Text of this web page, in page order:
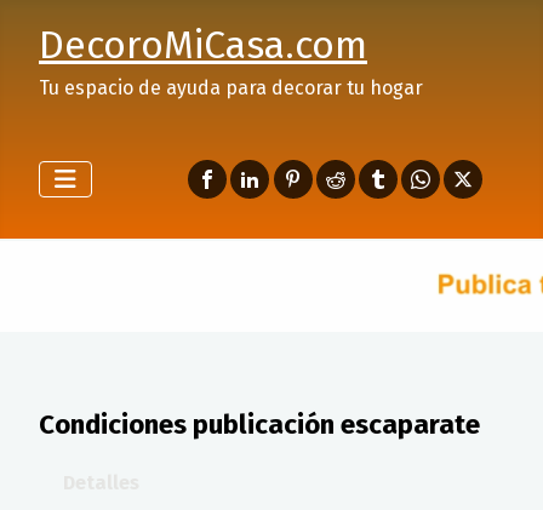
DecoroMiCasa.com
Tu espacio de ayuda para decorar tu hogar
Condiciones publicación escaparate